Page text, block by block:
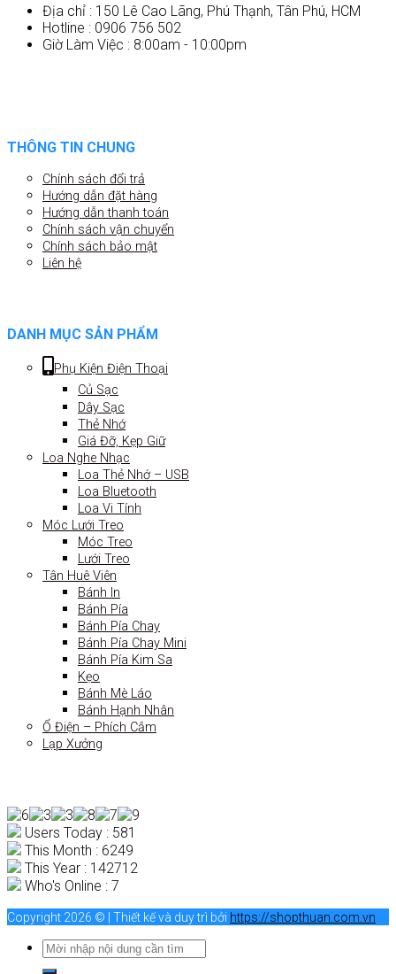
Địa chỉ : 150 Lê Cao Lãng, Phú Thạnh, Tân Phú, HCM
Hotline : 0906 756 502
Giờ Làm Việc : 8:00am - 10:00pm
THÔNG TIN CHUNG
Chính sách đổi trả
Hướng dẫn đặt hàng
Hướng dẫn thanh toán
Chính sách vận chuyển
Chính sách bảo mật
Liên hệ
DANH MỤC SẢN PHẨM
Phụ Kiện Điện Thoại
Củ Sạc
Dây Sạc
Thẻ Nhớ
Giá Đỡ, Kẹp Giữ
Loa Nghe Nhạc
Loa Thẻ Nhớ – USB
Loa Bluetooth
Loa Vi Tính
Móc Lưới Treo
Móc Treo
Lưới Treo
Tân Huê Viên
Bánh In
Bánh Pía
Bánh Pía Chay
Bánh Pía Chay Mini
Bánh Pía Kim Sa
Kẹo
Bánh Mè Láo
Bánh Hạnh Nhân
Ổ Điện – Phích Cắm
Lạp Xưởng
Users Today : 581
This Month : 6249
This Year : 142712
Who's Online : 7
Copyright 2026 © | Thiết kế và duy trì bởi https://shopthuan.com.vn